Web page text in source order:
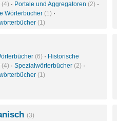
(4) · Portale und Aggregatoren (2) ·
Wörterbücher (1) ·
(1)
(6) · Historische
(4) · Spezialwörterbücher (2) ·
(1)
(3)